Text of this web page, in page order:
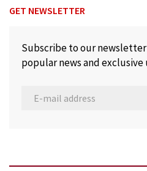
GET NEWSLETTER
Subscribe to our
popular news and exclusive